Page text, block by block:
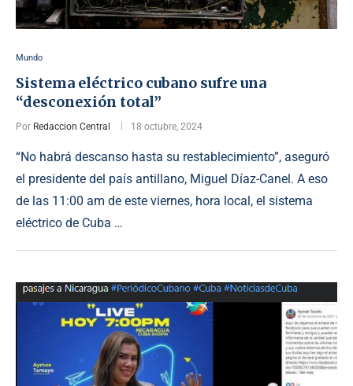
Mundo
Sistema eléctrico cubano sufre una
“desconexión total”
Por Redaccion Central 18 octubre, 2024
“No habrá descanso hasta su restablecimiento”, aseguró
el presidente del país antillano, Miguel Díaz-Canel. A eso
de las 11:00 am de este viernes, hora local, el sistema
eléctrico de Cuba …